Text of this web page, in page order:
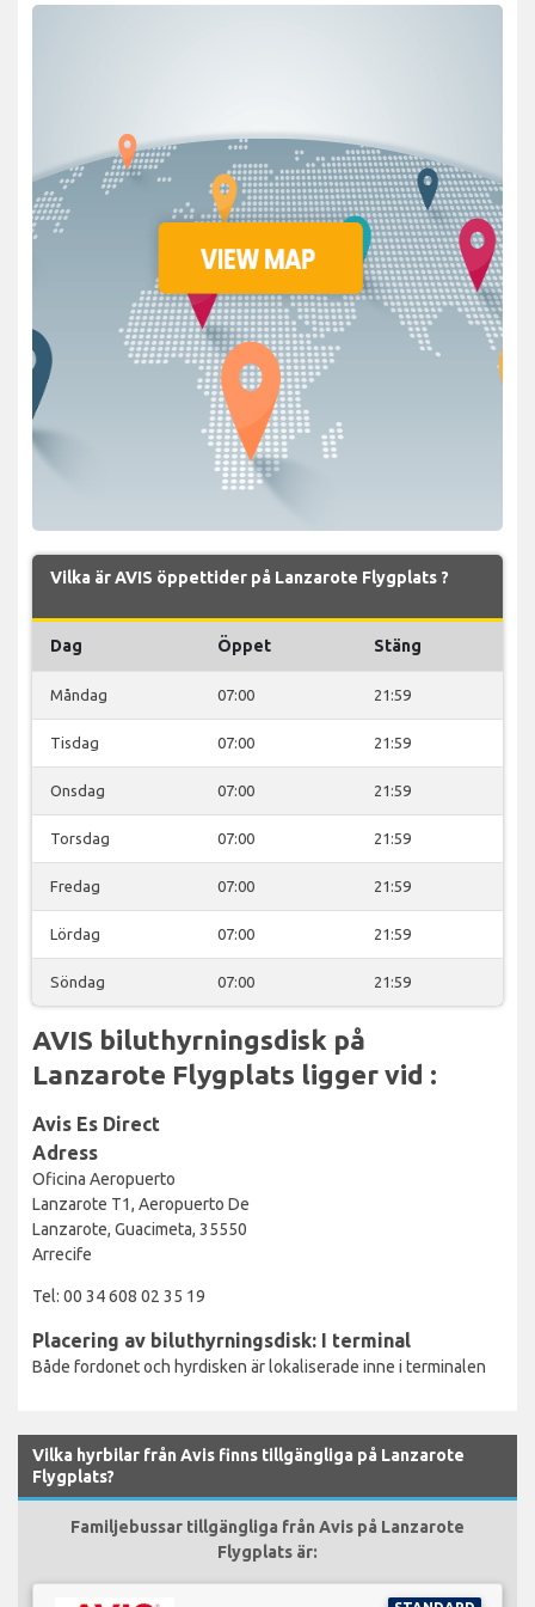
Vilka är AVIS öppettider på Lanzarote Flygplats ?
Dag Öppet Stäng
Måndag 07:00 21:59
Tisdag 07:00 21:59
Onsdag 07:00 21:59
Torsdag 07:00 21:59
Fredag 07:00 21:59
Lördag 07:00 21:59
Söndag 07:00 21:59
AVIS biluthyrningsdisk på
Lanzarote Flygplats ligger vid :
Avis Es Direct
Adress
Oficina Aeropuerto
Lanzarote T1, Aeropuerto De
Lanzarote, Guacimeta, 35550
Arrecife
Tel: 00 34 608 02 35 19
Placering av biluthyrningsdisk: I terminal
Både fordonet och hyrdisken är lokaliserade inne i terminalen
Vilka hyrbilar från Avis finns tillgängliga på Lanzarote
Flygplats?
Familjebussar tillgängliga från Avis på Lanzarote
Flygplats är: